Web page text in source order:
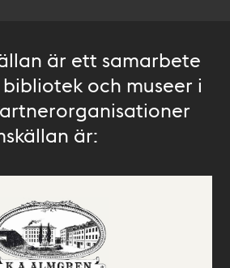
är ett samarbete
och museer i
är: